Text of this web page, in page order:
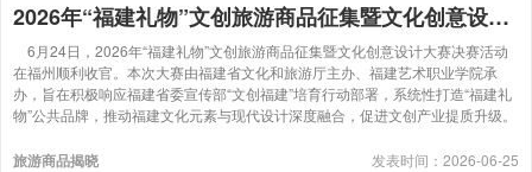
2026年“福建礼物”文创旅游商品征集暨文化创意设计大赛圆满收官
6月24日，2026年“福建礼物”文创旅游商品征集暨文化创意设计大赛决赛活动
在福州顺利收官。本次大赛由福建省文化和旅游厅主办、福建艺术职业学院承
办，旨在积极响应福建省委宣传部“文创福建”培育行动部署，系统性打造“福建礼
物”公共品牌，推动福建文化元素与现代设计深度融合，促进文创产业提质升级。
旅游商品揭晓 发表时间：2026-06-25